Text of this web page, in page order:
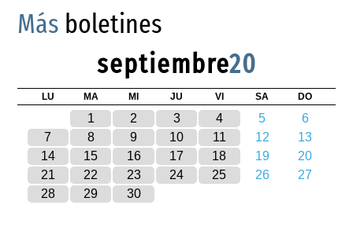
Más boletines
septiembre20
LU MA MI JU VI SA DO
1 2 3 4 5
6
7
8 9 10 11 12
13
14
15 16 17 18 19
20
21
22 23 24 25 26
27
28
29 30